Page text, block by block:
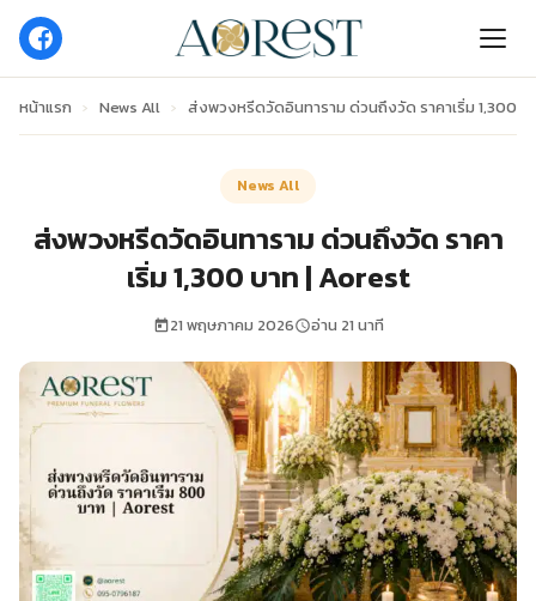
หน้าแรก › News All › ส่งพวงหรีดวัดอินทาราม ด่วนถึงวัด ราคาเริ่ม 1,300 บ
News All
ส่งพวงหรีดวัดอินทาราม ด่วนถึงวัด ราคา
เริ่ม 1,300 บาท | Aorest
21 พฤษภาคม 2026 อ่าน 21 นาที